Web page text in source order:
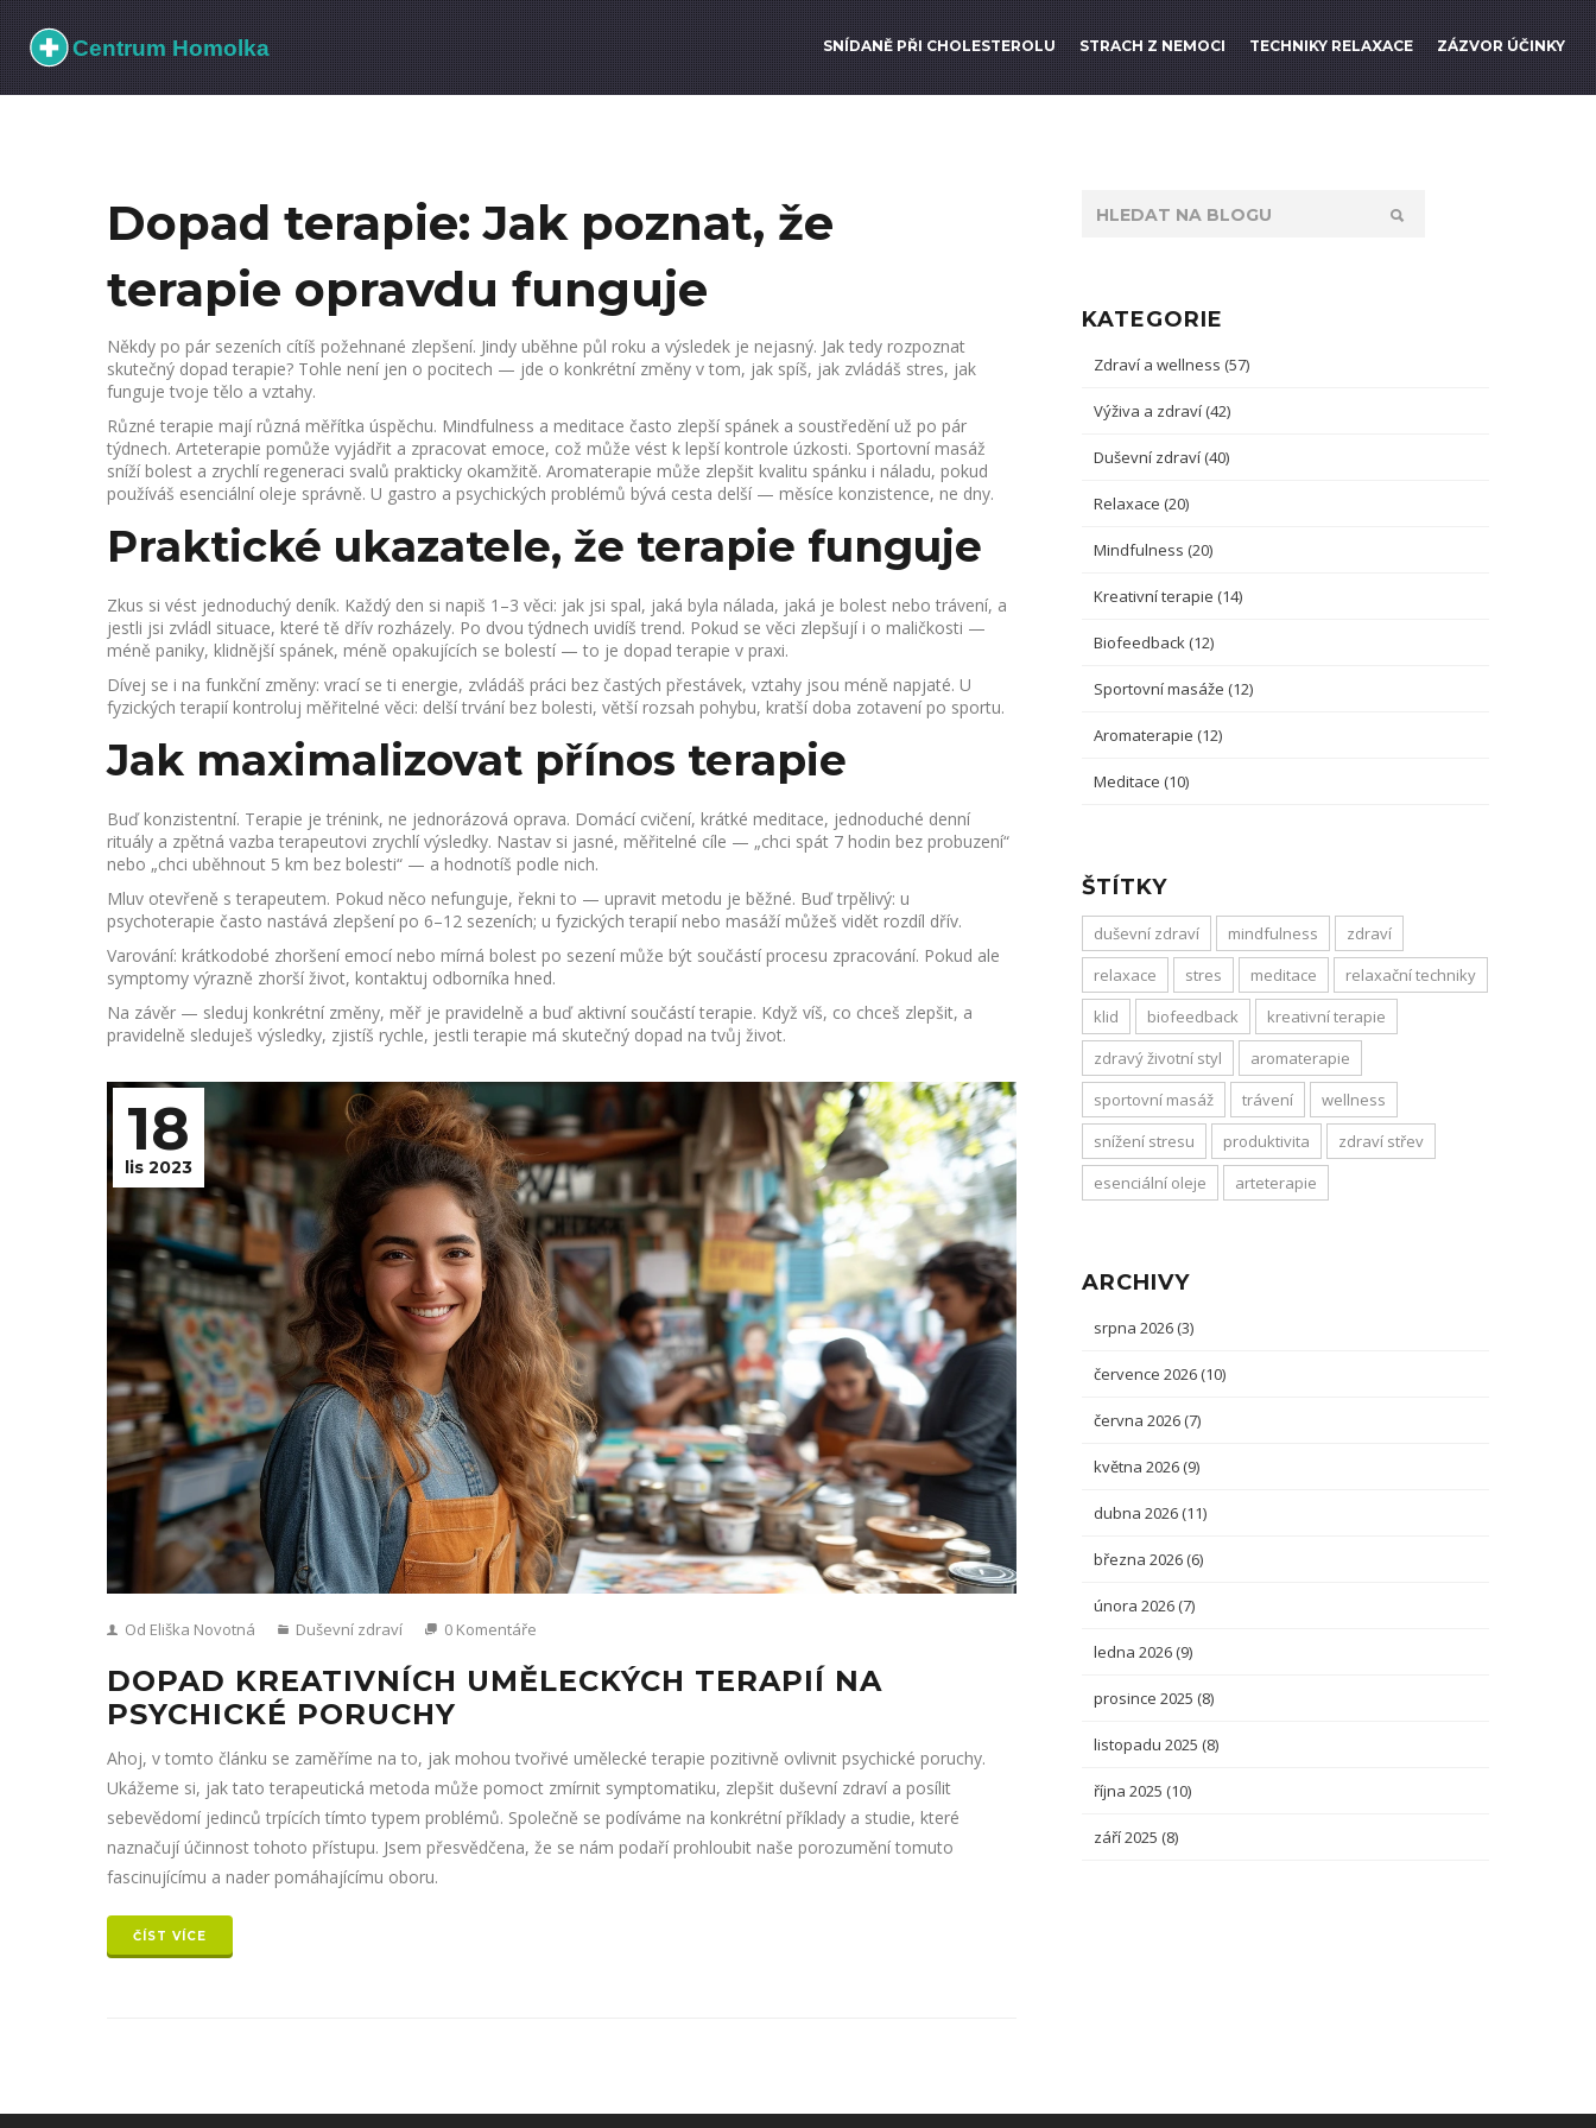
SNÍDANĚ PŘI CHOLESTEROLU STRACH Z NEMOCI TECHNIKY RELAXACE ZÁZVOR ÚČINKY
Dopad terapie: Jak poznat, že
terapie opravdu funguje
Někdy po pár sezeních cítíš požehnané zlepšení. Jindy uběhne půl roku a výsledek je nejasný. Jak tedy rozpoznat
skutečný dopad terapie? Tohle není jen o pocitech — jde o konkrétní změny v tom, jak spíš, jak zvládáš stres, jak
funguje tvoje tělo a vztahy.
Různé terapie mají různá měřítka úspěchu. Mindfulness a meditace často zlepší spánek a soustředění už po pár
týdnech. Arteterapie pomůže vyjádřit a zpracovat emoce, což může vést k lepší kontrole úzkosti. Sportovní masáž
sníží bolest a zrychlí regeneraci svalů prakticky okamžitě. Aromaterapie může zlepšit kvalitu spánku i náladu, pokud
používáš esenciální oleje správně. U gastro a psychických problémů bývá cesta delší — měsíce konzistence, ne dny.
Praktické ukazatele, že terapie funguje
Zkus si vést jednoduchý deník. Každý den si napiš 1–3 věci: jak jsi spal, jaká byla nálada, jaká je bolest nebo trávení, a
jestli jsi zvládl situace, které tě dřív rozházely. Po dvou týdnech uvidíš trend. Pokud se věci zlepšují i o maličkosti —
méně paniky, klidnější spánek, méně opakujících se bolestí — to je dopad terapie v praxi.
Dívej se i na funkční změny: vrací se ti energie, zvládáš práci bez častých přestávek, vztahy jsou méně napjaté. U
fyzických terapií kontroluj měřitelné věci: delší trvání bez bolesti, větší rozsah pohybu, kratší doba zotavení po sportu.
Jak maximalizovat přínos terapie
Buď konzistentní. Terapie je trénink, ne jednorázová oprava. Domácí cvičení, krátké meditace, jednoduché denní
rituály a zpětná vazba terapeutovi zrychlí výsledky. Nastav si jasné, měřitelné cíle — „chci spát 7 hodin bez probuzení“
nebo „chci uběhnout 5 km bez bolesti“ — a hodnotíš podle nich.
Mluv otevřeně s terapeutem. Pokud něco nefunguje, řekni to — upravit metodu je běžné. Buď trpělivý: u
psychoterapie často nastává zlepšení po 6–12 sezeních; u fyzických terapií nebo masáží můžeš vidět rozdíl dřív.
Varování: krátkodobé zhoršení emocí nebo mírná bolest po sezení může být součástí procesu zpracování. Pokud ale
symptomy výrazně zhorší život, kontaktuj odborníka hned.
Na závěr — sleduj konkrétní změny, měř je pravidelně a buď aktivní součástí terapie. Když víš, co chceš zlepšit, a
pravidelně sleduješ výsledky, zjistíš rychle, jestli terapie má skutečný dopad na tvůj život.
18
lis 2023
Od Eliška Novotná Duševní zdraví 0 Komentáře
DOPAD KREATIVNÍCH UMĚLECKÝCH TERAPIÍ NA
PSYCHICKÉ PORUCHY
Ahoj, v tomto článku se zaměříme na to, jak mohou tvořivé umělecké terapie pozitivně ovlivnit psychické poruchy.
Ukážeme si, jak tato terapeutická metoda může pomoct zmírnit symptomatiku, zlepšit duševní zdraví a posílit
sebevědomí jedinců trpících tímto typem problémů. Společně se podíváme na konkrétní příklady a studie, které
naznačují účinnost tohoto přístupu. Jsem přesvědčena, že se nám podaří prohloubit naše porozumění tomuto
fascinujícímu a nader pomáhajícímu oboru.
ČÍST VÍCE
KATEGORIE
Zdraví a wellness (57)
Výživa a zdraví (42)
Duševní zdraví (40)
Relaxace (20)
Mindfulness (20)
Kreativní terapie (14)
Biofeedback (12)
Sportovní masáže (12)
Aromaterapie (12)
Meditace (10)
ŠTÍTKY
duševní zdraví mindfulness
zdraví
relaxace
stres meditace
relaxační techniky
klid
biofeedback
kreativní terapie
zdravý životní styl
aromaterapie
sportovní masáž
trávení
wellness
snížení stresu
produktivita
zdraví střev
esenciální oleje
arteterapie
ARCHIVY
srpna 2026 (3)
července 2026 (10)
června 2026 (7)
května 2026 (9)
dubna 2026 (11)
března 2026 (6)
února 2026 (7)
ledna 2026 (9)
prosince 2025 (8)
listopadu 2025 (8)
října 2025 (10)
září 2025 (8)